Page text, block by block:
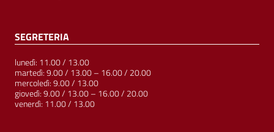
SEGRETERIA
lunedì: 11.00 / 13.00
martedì: 9.00 / 13.00 – 16.00 / 20.00
mercoledì: 9.00 / 13.00
giovedì: 9.00 / 13.00 – 16.00 / 20.00
venerdì: 11.00 / 13.00